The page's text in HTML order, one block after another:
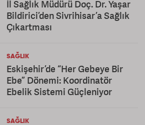
İl Sağlık Müdürü Doç. Dr. Yaşar
Bildirici’den Sivrihisar’a Sağlık
Çıkartması
SAĞLIK
Eskişehir’de “Her Gebeye Bir
Ebe” Dönemi: Koordinatör
Ebelik Sistemi Güçleniyor
SAĞLIK